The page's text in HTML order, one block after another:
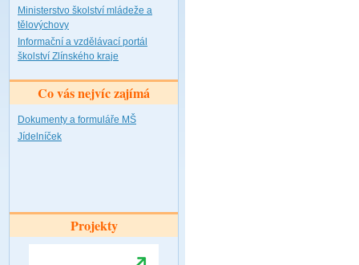
Ministerstvo školství mládeže a
tělovýchovy
Informační a vzdělávací portál
školství Zlínského kraje
Co vás nejvíc zajímá
Dokumenty a formuláře MŠ
Jídelníček
Projekty